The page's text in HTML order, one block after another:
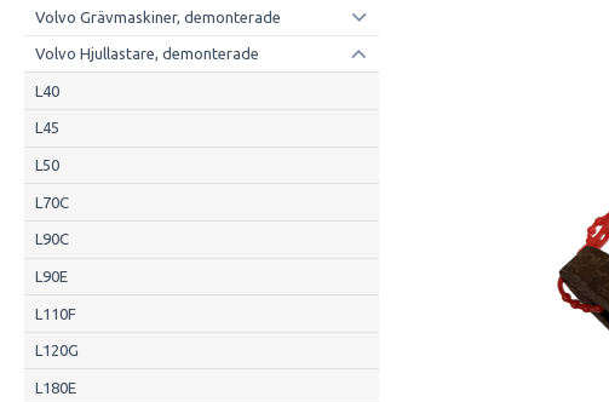
Volvo Grävmaskiner, demonterade
Volvo Hjullastare, demonterade
L40
L45
L50
L70C
L90C
L90E
L110F
L120G
L180E